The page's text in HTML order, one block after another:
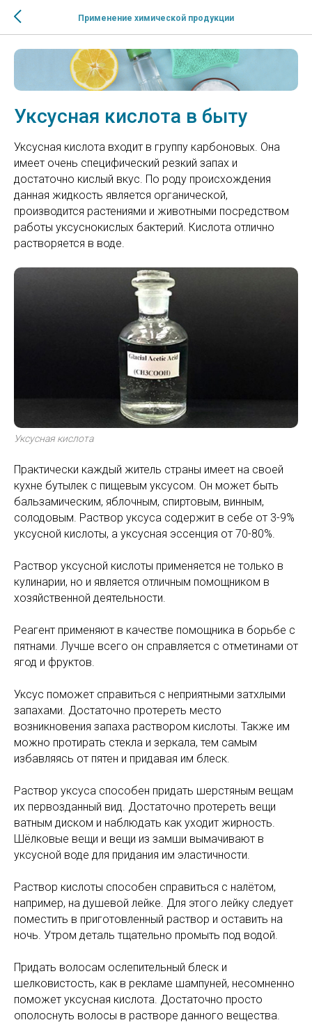
Применение химической продукции
Уксусная кислота в быту
Уксусная кислота входит в группу карбоновых. Она
имеет очень специфический резкий запах и
достаточно кислый вкус. По роду происхождения
данная жидкость является органической,
производится растениями и животными посредством
работы уксуснокислых бактерий. Кислота отлично
растворяется в воде.
Уксусная кислота
Практически каждый житель страны имеет на своей
кухне бутылек с пищевым уксусом. Он может быть
бальзамическим, яблочным, спиртовым, винным,
солодовым. Раствор уксуса содержит в себе от 3-9%
уксусной кислоты, а уксусная эссенция от 70-80%.
Раствор уксусной кислоты применяется не только в
кулинарии, но и является отличным помощником в
хозяйственной деятельности.
Реагент применяют в качестве помощника в борьбе с
пятнами. Лучше всего он справляется с отметинами от
ягод и фруктов.
Уксус поможет справиться с неприятными затхлыми
запахами. Достаточно протереть место
возникновения запаха раствором кислоты. Также им
можно протирать стекла и зеркала, тем самым
избавляясь от пятен и придавая им блеск.
Раствор уксуса способен придать шерстяным вещам
их первозданный вид. Достаточно протереть вещи
ватным диском и наблюдать как уходит жирность.
Шёлковые вещи и вещи из замши вымачивают в
уксусной воде для придания им эластичности.
Раствор кислоты способен справиться с налётом,
например, на душевой лейке. Для этого лейку следует
поместить в приготовленный раствор и оставить на
ночь. Утром деталь тщательно промыть под водой.
Придать волосам ослепительный блеск и
шелковистость, как в рекламе шампуней, несомненно
поможет уксусная кислота. Достаточно просто
ополоснуть волосы в растворе данного вещества.